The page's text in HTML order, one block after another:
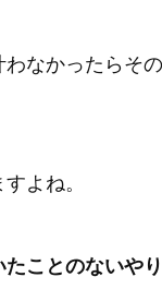
なかったらそ
よね。
ことのないやり